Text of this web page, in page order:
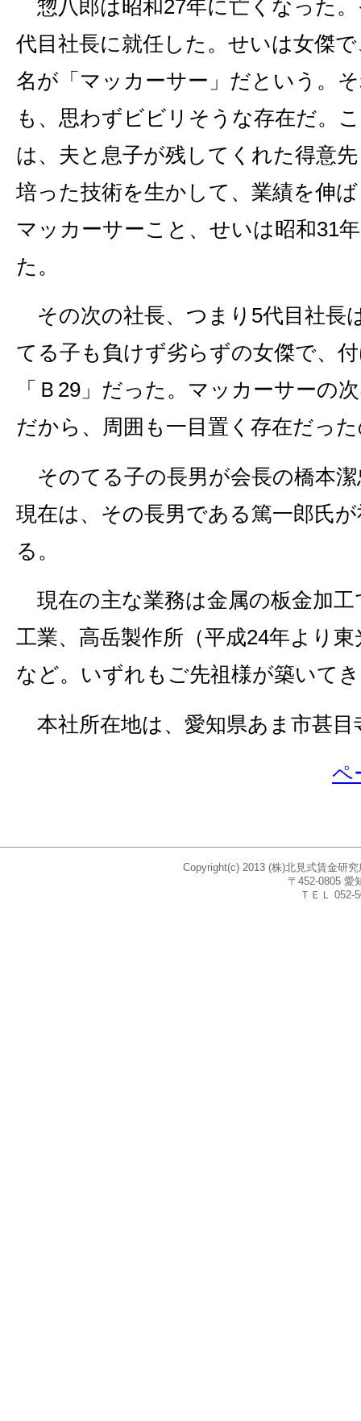
惣八郎は昭和27年に亡くなった
代目社長に就任した。せいは女傑
名が「マッカーサー」だという。
も、思わずビビリそうな存在だ。
は、夫と息子が残してくれた得意
培った技術を生かして、業績を伸
マッカーサーこと、せいは昭和31
た。
その次の社長、つまり5代目社長
てる子も負けず劣らずの女傑で、
「Ｂ29」だった。マッカーサーの
だから、周囲も一目置く存在だっ
そのてる子の長男が会長の橋本
現在は、その長男である篤一郎氏
る。
現在の主な業務は金属の板金加工
工業、高岳製作所（平成24年より
など。いずれもご先祖様が築いて
本社所在地は、愛知県あま市甚目
ペ
Copyright(c) 2013 (株)北見式賃金研
〒452-0805 愛
ＴＥＬ 052-